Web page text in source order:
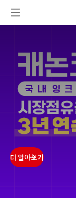
메뉴 열기
ㅤㅤ
ㅤㅤ
ㅤㅤ
ㅤㅤ
더 알아보기